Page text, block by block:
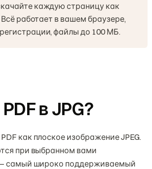
каждую страницу как
работает в вашем браузере,
файлы до 100 МБ.
в JPG?
как плоское изображение JPEG.
при выбранном вами
— самый широко поддерживаемый